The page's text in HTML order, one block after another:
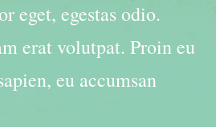
eget, egestas odio.
erat volutpat. Proin eu
eu accumsan